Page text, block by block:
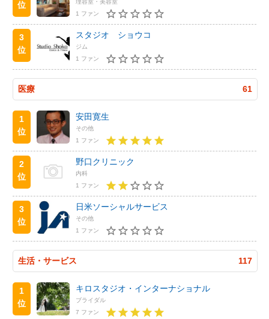
位
1 ファン
3
位
スタジオ ショウコ
ジム
1 ファン
医療 61
1
位
安田寛生
その他
1 ファン
2
位
野口クリニック
内科
1 ファン
3
位
日米ソーシャルサービス
その他
1 ファン
生活・サービス 117
1
位
キロスタジオ・インターナショナル
ブライダル
7 ファン